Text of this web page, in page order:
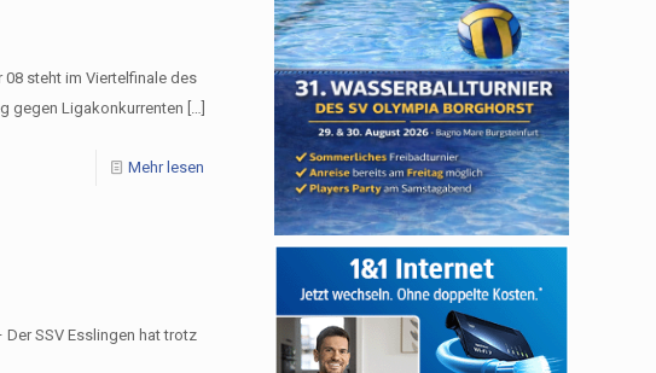
08 steht im Viertelfinale des
gegen Ligakonkurrenten
Mehr lesen
SSV Esslingen hat trotz